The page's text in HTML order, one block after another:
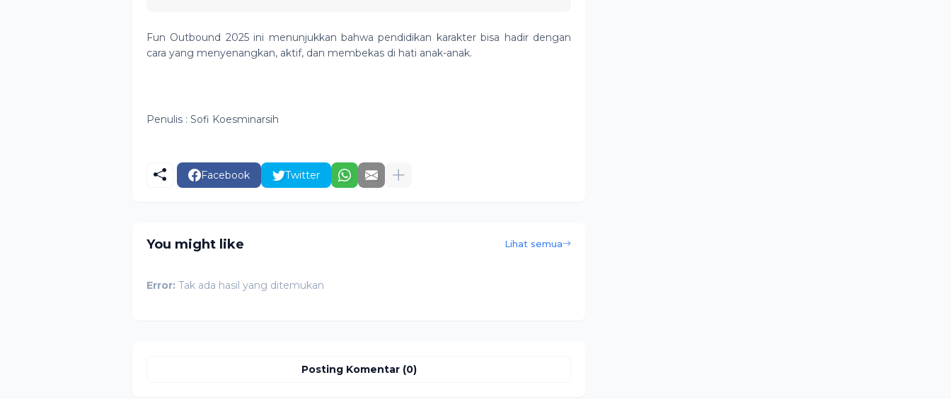
Fun Outbound 2025 ini menunjukkan bahwa pendidikan karakter bisa hadir dengan
cara yang menyenangkan, aktif, dan membekas di hati anak-anak.
Penulis : Sofi Koesminarsih
Facebook Twitter
You might like Lihat semua
Error: Tak ada hasil yang ditemukan
Posting Komentar (0)